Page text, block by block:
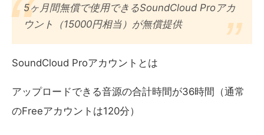
5ヶ月間無償で使用できるSoundCloud Proアカ
ウント（15000円相当）が無償提供
SoundCloud Proアカウントとは
アップロードできる音源の合計時間が36時間（通常
のFreeアカウントは120分）